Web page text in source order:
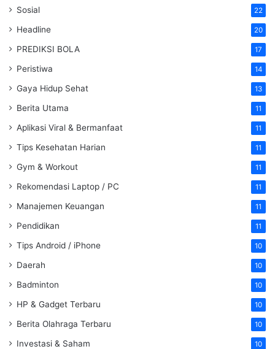
Sosial 22
Headline 20
PREDIKSI BOLA 17
Peristiwa 14
Gaya Hidup Sehat 13
Berita Utama 11
Aplikasi Viral & Bermanfaat 11
Tips Kesehatan Harian 11
Gym & Workout 11
Rekomendasi Laptop / PC 11
Manajemen Keuangan 11
Pendidikan 11
Tips Android / iPhone 10
Daerah 10
Badminton 10
HP & Gadget Terbaru 10
Berita Olahraga Terbaru 10
Investasi & Saham 10